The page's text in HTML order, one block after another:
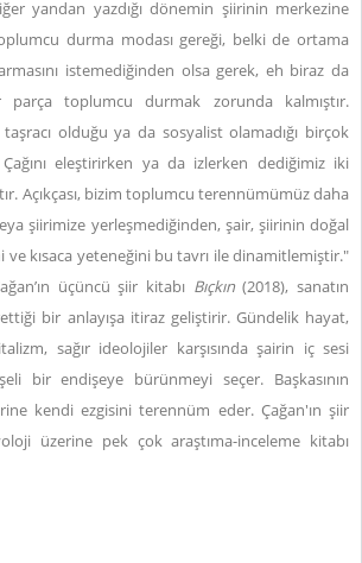
yandan yazdığı dönemin şiirinin merkezine
durma modası gereği, belki de ortama
istemediğinden olsa gerek, eh biraz da
toplumcu durmak zorunda kalmıştır.
olduğu ya da sosyalist olamadığı birçok
eleştirirken ya da izlerken dediğimiz iki
Açıkçası, bizim toplumcu terennümümüz daha
şiirimize yerleşmediğinden, şair, şiirinin doğal
kısaca yeteneğini bu tavrı ile dinamitlemiştir."
üçüncü şiir kitabı Bıçkın(2018), sanatın
bir anlayışa itiraz geliştirir. Gündelik hayat,
sağır ideolojiler karşısında şairin iç sesi
bir endişeye bürünmeyi seçer. Başkasının
kendi ezgisini terennüm eder. Çağan'ın şiir
üzerine pek çok araştıma-inceleme kitabı